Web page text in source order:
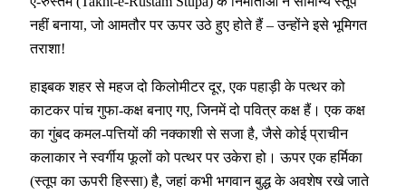
नहीं बनाया, जो आमतौर पर ऊपर उठे हुए होते हैं – उन्होंने इसे भूमिगत
तराशा!
हाइबक शहर से महज दो किलोमीटर दूर, एक पहाड़ी के पत्थर को
काटकर पांच गुफा-कक्ष बनाए गए, जिनमें दो पवित्र कक्ष हैं। एक कक्ष
का गुंबद कमल-पत्तियों की नक्काशी से सजा है, जैसे कोई प्राचीन
कलाकार ने स्वर्गीय फूलों को पत्थर पर उकेरा हो। ऊपर एक हर्मिका
(स्तूप का ऊपरी हिस्सा) है, जहां कभी भगवान बुद्ध के अवशेष रखे जाते